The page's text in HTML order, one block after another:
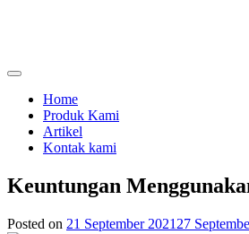
Home
Produk Kami
Artikel
Kontak kami
Keuntungan
Posted on 21 September 2021 27